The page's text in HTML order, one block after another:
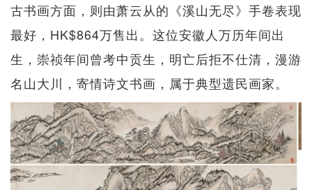
古书画方面，则由萧云从的《溪山无尽》手卷表现
最好，HK$864万售出。这位安徽人万历年间出
生，崇祯年间曾考中贡生，明亡后拒不仕清，漫游
名山大川，寄情诗文书画，属于典型遗民画家。